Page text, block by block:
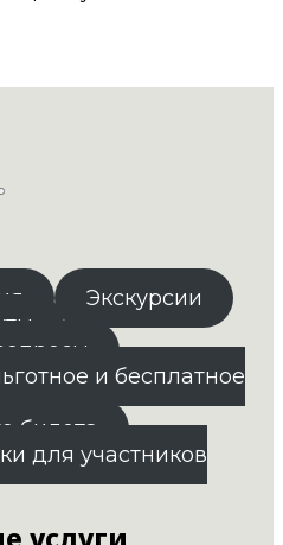
Экскурсии
и бесплатное
билета
для участников
услуги